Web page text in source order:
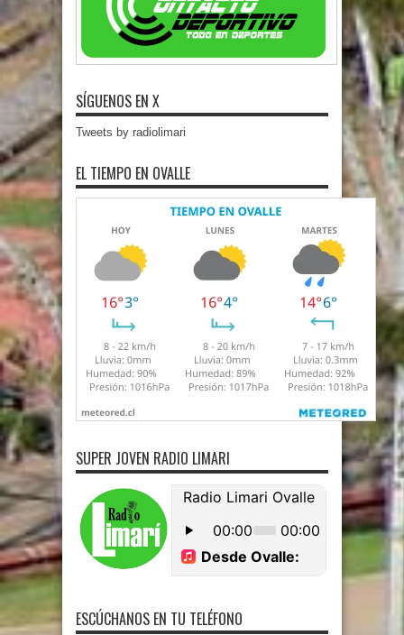
SÍGUENOS EN X
Tweets by radiolimari
EL TIEMPO EN OVALLE
SUPER JOVEN RADIO LIMARI
ESCÚCHANOS EN TU TELÉFONO